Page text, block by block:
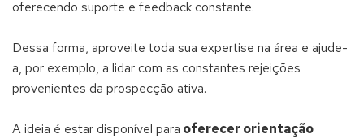
oferecendo suporte e feedback constante.
Dessa forma, aproveite toda sua expertise na área e ajude-
a, por exemplo, a lidar com as constantes rejeições
provenientes da prospecção ativa.
A ideia é estar disponível para oferecer orientação